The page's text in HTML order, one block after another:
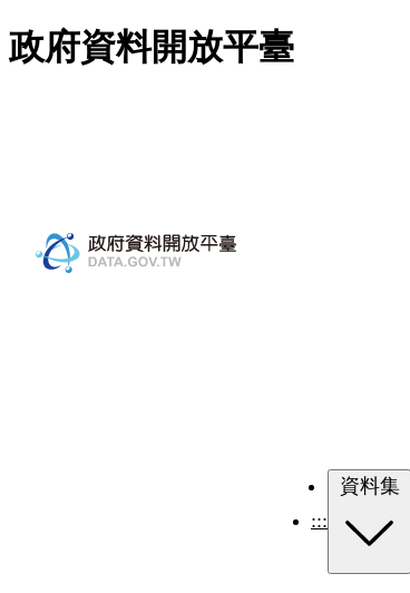
跳至主要內容
政府資料開放平臺
:::
資料集